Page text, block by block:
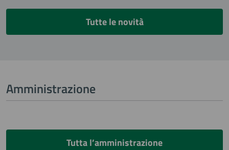
Tutte le novità
Amministrazione
Tutta l’amministrazione